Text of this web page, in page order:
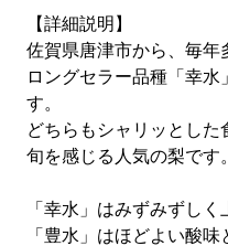
【詳細説明】
佐賀県唐津市から、毎年
ロングセラー品種「幸
す。
どちらもシャリッとした
旬を感じる人気の梨です。
「幸水」はみずみずしく
「豊水」はほどよい酸